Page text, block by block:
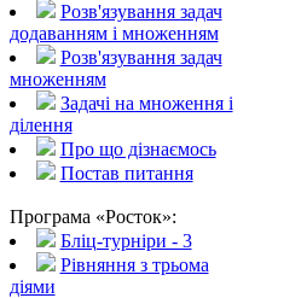
Розв'язування задач
додаванням і множенням
Розв'язування задач
множенням
Задачі на множення і
ділення
Про що дізнаємось
Постав питання
Програма «Росток»:
Бліц-турніри - 3
Рівняння з трьома
діями